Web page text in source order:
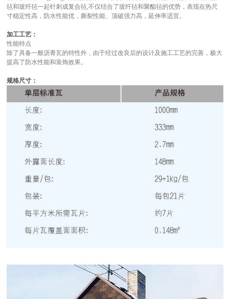
毡和玻纤毡一起针刺成复合毡,不仅结合了玻纤毡和聚酯毡的优势，表现在热尺
寸稳定性高，防水性能优，撕裂性能、顶破强力高，延伸率适宜。
加工工艺：
性能特点
除了具备一般沥青瓦的特性外，由于经过改良后的设计及施工工艺的完善，极大
提高了防水性能和装饰效果。
规格尺寸：